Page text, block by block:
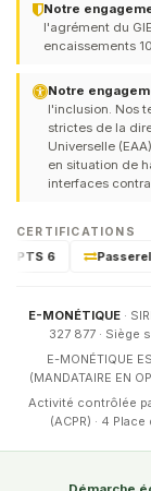
Notre
l'agrément du
encaissements
Notre
l'inclusion. Nos
strictes de la
Universelle
en situation de
interfaces
CERTIFICATIONS
6 Passerelle
E-MONÉTIQUE ·
327 877 · Siège
E-MONÉTIQUE
(MANDATAIRE EN
Activité contrôlée
(ACPR) · 4